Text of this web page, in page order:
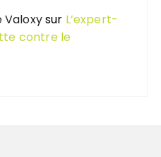
sur L’expert-
contre le